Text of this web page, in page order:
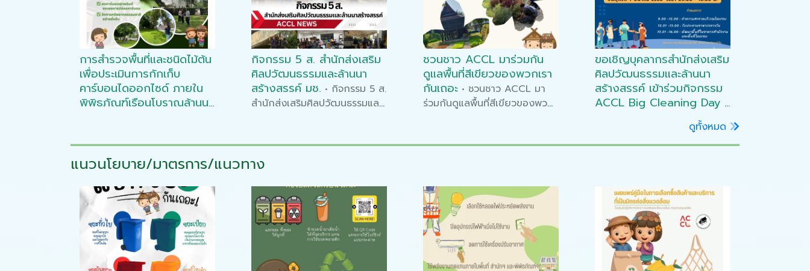
การสำรวจพื้นที่และชนิดไม้ต้น
เพื่อประเมินการกักเก็บ
คาร์บอนไดออกไซด์ ภายใน
พิพิธภัณฑ์เรือนโบราณล้านนา
การสำรวจพื้นที่และชนิดไม้ต้นเพื่อ
ประเมินการกักเก็บ
พิพิธภัณฑ์เรือนโบราณล้านนา
สำนักส่งเสริมศิลปวัฒนธรรมและ
ล้านนาสร้างสรรค์ มช.
กิจกรรม 5 ส. สำนักส่งเสริม
ศิลปวัฒนธรรมและล้านนา
สร้างสรรค์ มช. • กิจกรรม 5 ส.
สำนักส่งเสริมศิลปวัฒนธรรมและ
ชวนชาว ACCL มาร่วมกัน
ดูแลพื้นที่สีเขียวของพวกเรา
กันเถอะ • ชวนชาว ACCL มา
ร่วมกันดูแลพื้นที่สีเขียวของพวก
ขอเชิญบุคลากรสำนักส่งเสริม
ศิลปวัฒนธรรมและล้านนา
สร้างสรรค์ เข้าร่วมกิจกรรม
ACCL Big Cleaning Day •
ขอเชิญบุคลากรสำนักส่งเสริม
ศิลปวัฒนธรรมและล้านนา
สร้างสรรค์ทุกท่านเข้าร่วม
ณ สำนักส่งเสริมศิลปวัฒนธรรม
และล้านนาสร้างสรรค์ และพื้นที่
โดยรอบพิพิธภัณฑ์เรือนโบราณ
ล้านนา มช. สอบถามรายละเอียด
เพิ่มเติมได้ที่ หัวหน้างานบริหาร
ทั่วไป โทร. 053 943 635
ดูทั้งหมด
แนวนโยบาย/มาตรการ/แนวทาง